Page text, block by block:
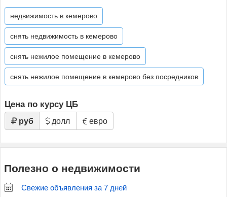
недвижимость в кемерово
снять недвижимость в кемерово
снять нежилое помещение в кемерово
снять нежилое помещение в кемерово без посредников
Цена по курсу ЦБ
руб долл евро
Полезно о недвижимости
Свежие объявления за 7 дней